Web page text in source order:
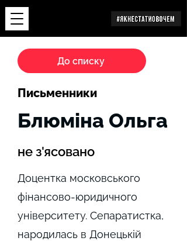
До списку
Письменники
не з'ясовано
Блюміна Ольга
Доцентка московського
фінансово-юридичного
університету. Сепаратистка,
народилась в Донецькій